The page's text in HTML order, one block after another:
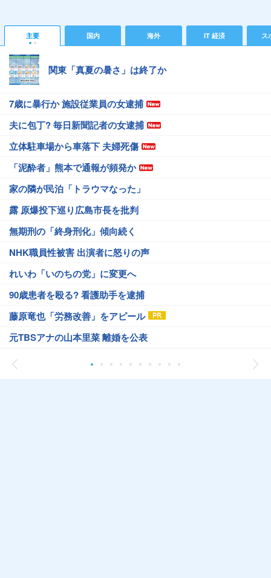
主要 国内 海外 IT 経済 ス
関東「真夏の暑さ」は終了か
7歳に暴行か 施設従業員の女逮捕
夫に包丁? 毎日新聞記者の女逮捕
立体駐車場から車落下 夫婦死傷
「泥酔者」熊本で通報が頻発か
家の隣が民泊「トラウマなった」
露 原爆投下巡り広島市長を批判
無期刑の「終身刑化」傾向続く
NHK職員性被害 出演者に怒りの声
れいわ「いのちの党」に変更へ
90歳患者を殴る? 看護助手を逮捕
藤原竜也「労務改善」をアピール
元TBSアナの山本里菜 離婚を公表